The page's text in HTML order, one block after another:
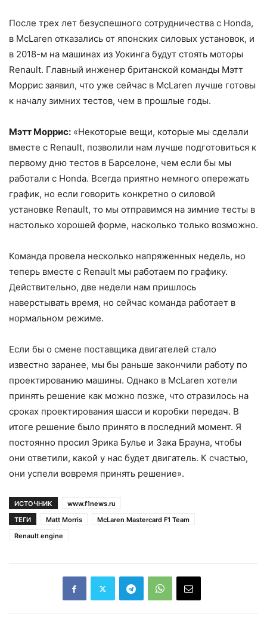
После трех лет безуспешного сотрудничества с Honda,
в McLaren отказались от японских силовых установок, и
в 2018-м на машинах из Уокинга будут стоять моторы
Renault. Главный инженер британской команды Мэтт
Моррис заявил, что уже сейчас в McLaren лучше готовы
к началу зимних тестов, чем в прошлые годы.
Мэтт Моррис: «Некоторые вещи, которые мы сделали
вместе с Renault, позволили нам лучше подготовиться к
первому дню тестов в Барселоне, чем если бы мы
работали с Honda. Всегда приятно немного опережать
график, но если говорить конкретно о силовой
установке Renault, то мы отправимся на зимние тесты в
настолько хорошей форме, насколько только возможно.
Команда провела несколько напряженных недель, но
теперь вместе с Renault мы работаем по графику.
Действительно, две недели нам пришлось
наверстывать время, но сейчас команда работает в
нормальном режиме.
Если бы о смене поставщика двигателей стало
известно заранее, мы бы раньше закончили работу по
проектированию машины. Однако в McLaren хотели
принять решение как можно позже, что отразилось на
сроках проектирования шасси и коробки передач. В
итоге решение было принято в последний момент. Я
постоянно просил Эрика Булье и Зака Брауна, чтобы
они ответили, какой у нас будет двигатель. К счастью,
они успели вовремя принять решение».
ИСТОЧНИК
www.f1news.ru
ТЕГИ
Matt Morris
McLaren Mastercard F1 Team
Renault engine